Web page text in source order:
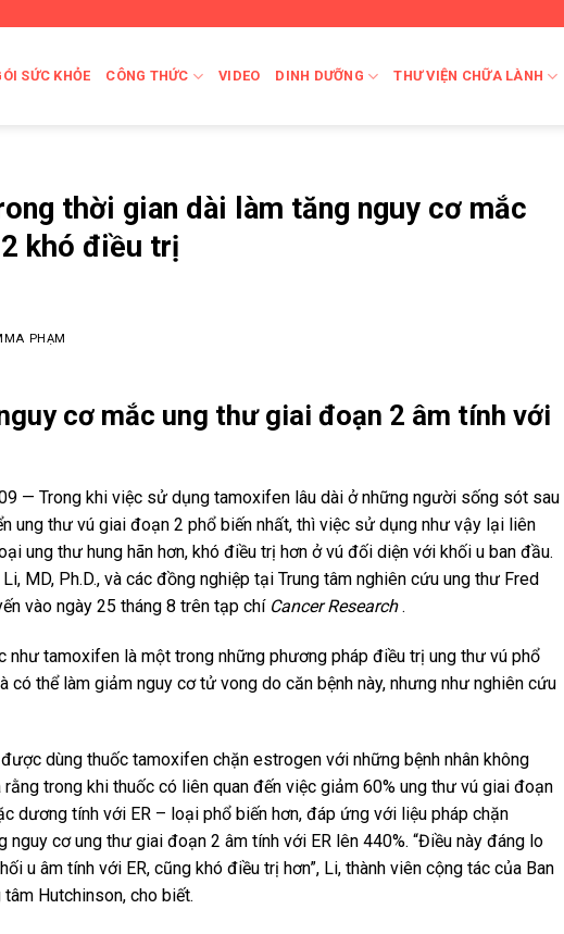
SỨC KHỎE CÔNG THỨC VIDEO DINH DƯỠNG THƯ VIỆN CHỮA LÀNH
thời gian dài làm tăng nguy cơ mắc
khó điều trị
PHẠM
cơ mắc ung thư giai đoạn 2 âm tính với
— Trong khi việc sử dụng tamoxifen lâu dài ở những người sống sót sau
ung thư vú giai đoạn 2 phổ biến nhất, thì việc sử dụng như vậy lại liên
ung thư hung hãn hơn, khó điều trị hơn ở vú đối diện với khối u ban đầu.
MD, Ph.D., và các đồng nghiệp tại Trung tâm nghiên cứu ung thư Fred
vào ngày 25 tháng 8 trên tạp chí Cancer Research.
như tamoxifen là một trong những phương pháp điều trị ung thư vú phổ
có thể làm giảm nguy cơ tử vong do căn bệnh này, nhưng như nghiên cứu
dùng thuốc tamoxifen chặn estrogen với những bệnh nhân không
rằng trong khi thuốc có liên quan đến việc giảm 60% ung thư vú giai đoạn
dương tính với ER – loại phổ biến hơn, đáp ứng với liệu pháp chặn
cơ ung thư giai đoạn 2 âm tính với ER lên 440%. “Điều này đáng lo
u âm tính với ER, cũng khó điều trị hơn”, Li, thành viên cộng tác của Ban
tâm Hutchinson, cho biết.